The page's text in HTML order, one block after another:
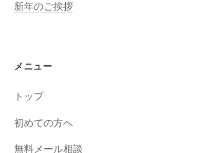
新年のご挨拶
メニュー
トップ
初めての方へ
無料メール相談